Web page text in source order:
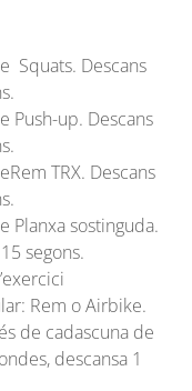
Squats. Descans
Push-up. Descans
TRX. Descans
Planxa sostinguda.
segons.
Rem o Airbike.
de cadascuna de
descansa 1